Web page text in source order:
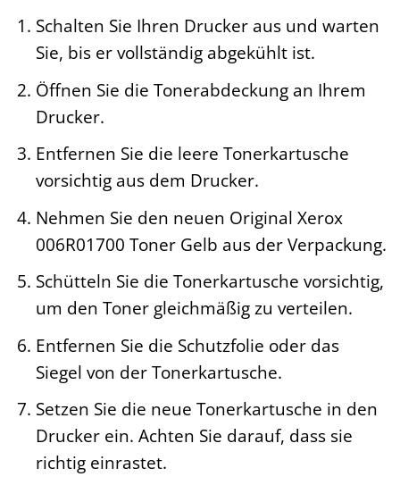
Schalten Sie Ihren Drucker aus und warten
Sie, bis er vollständig abgekühlt ist.
Öffnen Sie die Tonerabdeckung an Ihrem
Drucker.
Entfernen Sie die leere Tonerkartusche
vorsichtig aus dem Drucker.
Nehmen Sie den neuen Original Xerox
006R01700 Toner Gelb aus der Verpackung.
Schütteln Sie die Tonerkartusche vorsichtig,
um den Toner gleichmäßig zu verteilen.
Entfernen Sie die Schutzfolie oder das
Siegel von der Tonerkartusche.
Setzen Sie die neue Tonerkartusche in den
Drucker ein. Achten Sie darauf, dass sie
richtig einrastet.